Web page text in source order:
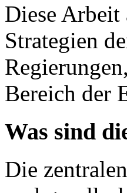
Diese Arbeit
Strategien
Bereich der
Was sind
Die